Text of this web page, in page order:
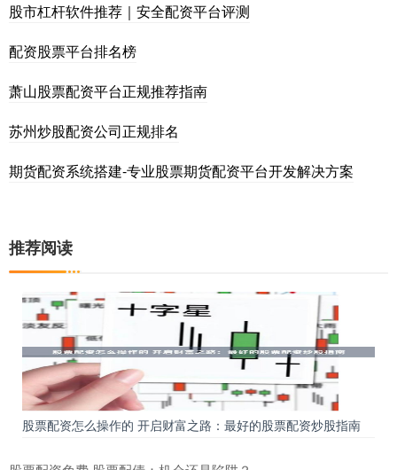
股市杠杆软件推荐｜安全配资平台评测
配资股票平台排名榜
萧山股票配资平台正规推荐指南
苏州炒股配资公司正规排名
期货配资系统搭建-专业股票期货配资平台开发解决方案
推荐阅读
股票配资怎么操作的 开启财富之路：最好的股票配资炒股指南